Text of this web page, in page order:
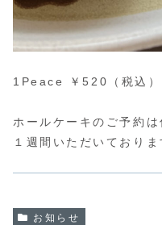
1Peace ￥520（税込）
ホールケーキのご予約
１週間いただいておりま
お知らせ